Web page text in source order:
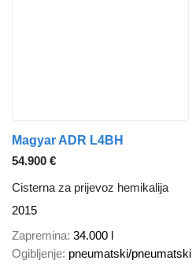
Magyar ADR L4BH
54.900 €
Cisterna za prijevoz hemikalija
2015
Zapremina 34.000 l
Ogibljenje pneumatski/pneumatski